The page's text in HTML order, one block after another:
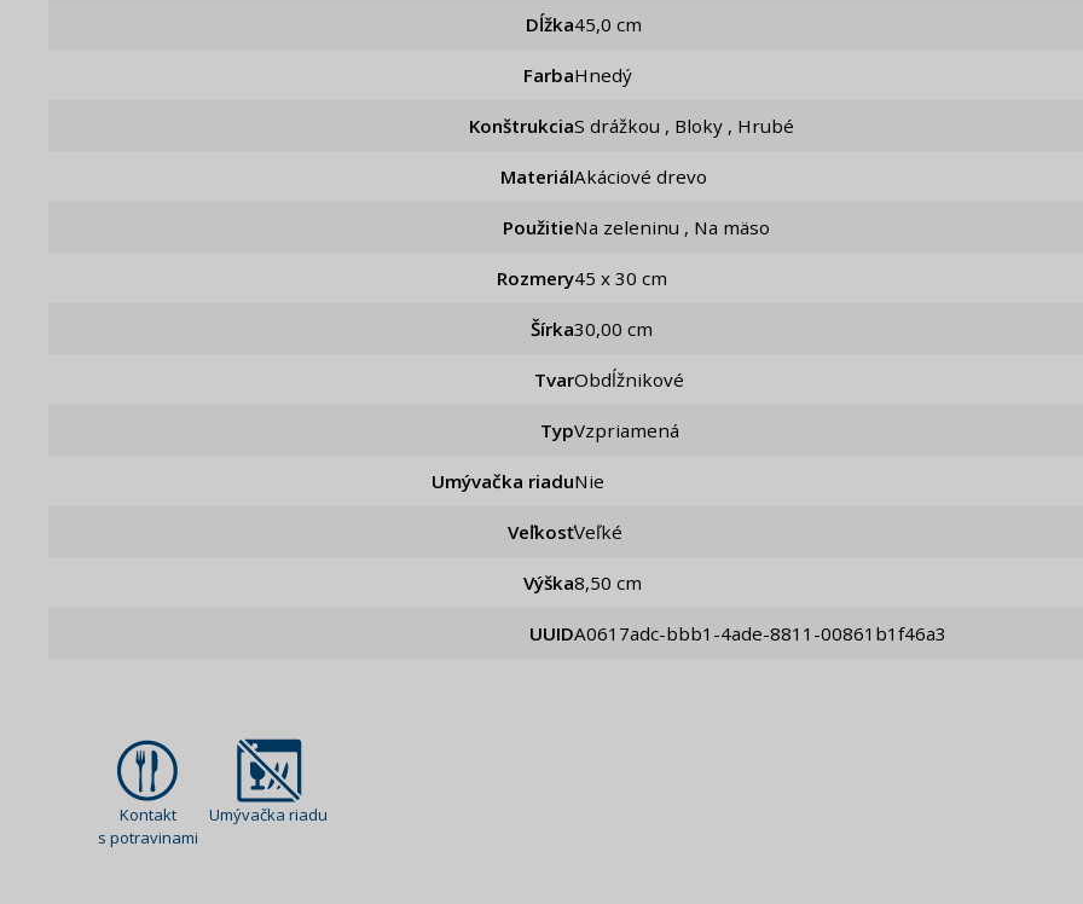
Dĺžka 45,0 cm
Farba Hnedý
Konštrukcia S drážkou , Bloky , Hrubé
Materiál Akáciové drevo
Použitie Na zeleninu , Na mäso
Rozmery 45 x 30 cm
Šírka 30,00 cm
Tvar Obdĺžnikové
Typ Vzpriamená
Umývačka riadu Nie
Veľkosť Veľké
Výška 8,50 cm
UUID a0617adc-bbb1-4ade-8811-00861b1f46a3
Kontakt
s potravinami
Umývačka riadu